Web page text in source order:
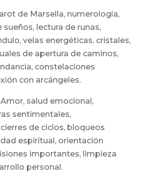
de Marsella, numerología,
lectura de runas,
velas energéticas, cristales,
de apertura de caminos,
constelaciones
con arcángeles.
Amor, salud emocional,
sentimentales,
de ciclos, bloqueos
espiritual, orientación
importantes, limpieza
personal.